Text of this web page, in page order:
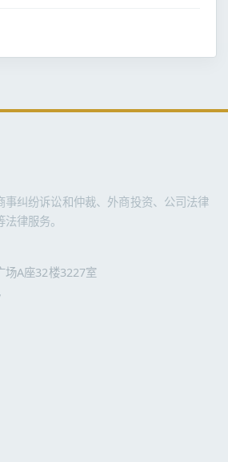
事纠纷诉讼和仲裁、外商投资、公司法律
律服务。
场A座32楼3227室